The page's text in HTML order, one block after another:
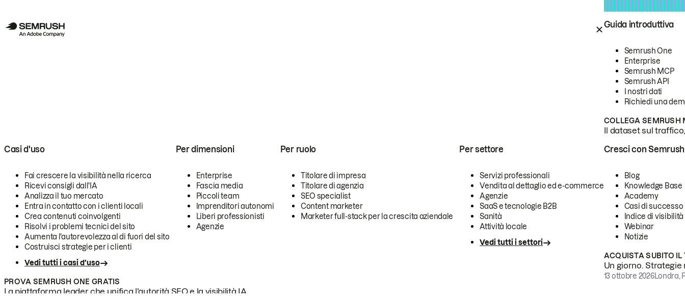
Guida introduttiva
Semrush One
Enterprise
Semrush MCP
Semrush API
I nostri dati
Richiedi una
COLLEGA SEMRUSH
Il dataset sul
Casi d'uso
Fai crescere la visibilità nella ricerca
Ricevi consigli dall'IA
Analizza il tuo mercato
Entra in contatto con i clienti locali
Crea contenuti coinvolgenti
Risolvi i problemi tecnici del sito
Aumenta l'autorevolezza al di fuori del sito
Costruisci strategie per i clienti
Vedi tutti i casi d'uso
Per dimensioni
Enterprise
Fascia media
Piccoli team
Imprenditori autonomi
Liberi professionisti
Agenzie
Per ruolo
Titolare di impresa
Titolare di agenzia
SEO specialist
Content marketer
Marketer full-stack per la crescita aziendale
Per settore
Servizi professionali
Vendita al dettaglio ed e-commerce
Agenzie
SaaS e tecnologie B2B
Sanità
Attività locale
Vedi tutti i settori
PROVA SEMRUSH ONE GRATIS
La piattaforma leader che unifica l'autorità SEO e la visibilità IA.
Cresci con Semrush
Blog
Knowledge Base
Academy
Casi di successo
Indice di visibilità
Webinar
Notizie
ACQUISTA SUBITO IL
Un giorno.
13 ottobre 2026Londra,